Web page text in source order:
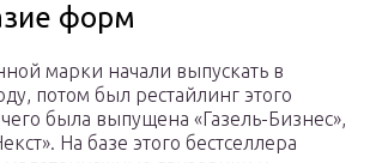
форм
марки начали выпускать в
потом был рестайлинг этого
была выпущена «Газель-Бизнес»,
На базе этого бестселлера